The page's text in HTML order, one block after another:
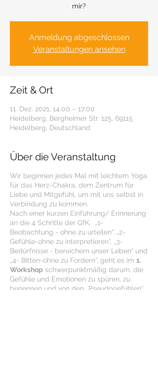
mir?
Anmeldung abgeschlossen
Veranstaltungen ansehen
Zeit & Ort
11. Dez. 2021, 14:00 – 17:00
Heidelberg, Bergheimer Str. 125, 69115
Heidelberg, Deutschland
Über die Veranstaltung
Wir beginnen jedes Mal mit leichtem Yoga
für das Herz-Chakra, dem Zentrum für
Liebe und Mitgefühl, um mit uns selbst in
Verbindung zu kommen.
Nach einer kurzen Einführung/ Erinnerung
an die 4 Schritte der GfK, „1-
Beobachtung - ohne zu urteilen“, „2-
Gefühle-ohne zu interpretieren“, „3-
Bedürfnisse - bereichern unser Leben“ und
„4- Bitten-ohne zu Fordern“, geht es im 1.
Workshop schwerpunktmäßig darum, die
Gefühle und Emotionen zu spüren, zu
benennen und von den „Pseudogefühlen“